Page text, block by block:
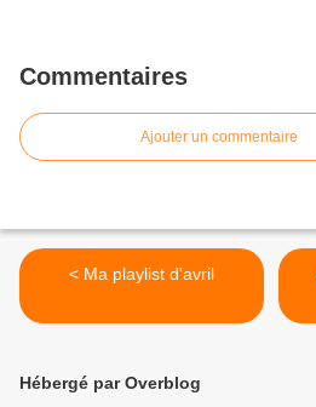
Commentaires
Ajouter un commentaire
< Ma playlist d'avril
Hébergé par Overblog